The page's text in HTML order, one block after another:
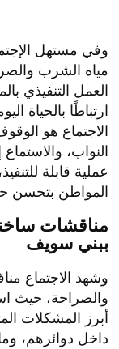
وفي مستهل
مياه الشرب
العمل التنفيذي
ارتباطًا بالحياة
الاجتماع هو
النواب،
عملية قابلة
المواطن بتحسن
مناقشات
ببني سويف
وشهد الاجتماع
والصراحة، حيث
أبرز المشكلات
داخل دوائرهم،